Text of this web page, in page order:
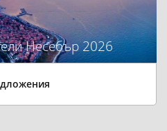
Несебър 2026